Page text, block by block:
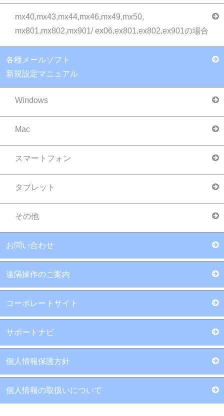
mx40,mx43,mx44,mx46,mx49,mx50,
mx801,mx802,mx901/ ex06,ex801,ex802,ex901の場合
各種メールソフト
新規設定マニュアル
Windows
Mac
スマートフォン
タブレット
その他
お問い合わせ
遠隔操作のご案内
コーポレートサイト
サポートナビ
個人情報保護方針
個人情報の取扱いについて